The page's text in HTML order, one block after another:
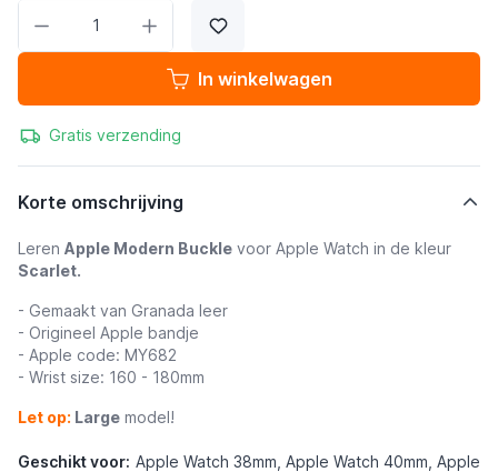
In winkelwagen
Gratis verzending
Korte omschrijving
Leren Apple Modern Buckle voor Apple Watch in de kleur
Scarlet.
- Gemaakt van Granada leer
- Origineel Apple bandje
- Apple code: MY682
- Wrist size: 160 - 180mm
Let op: Large model!
Geschikt voor: Apple Watch 38mm, Apple Watch 40mm, Apple